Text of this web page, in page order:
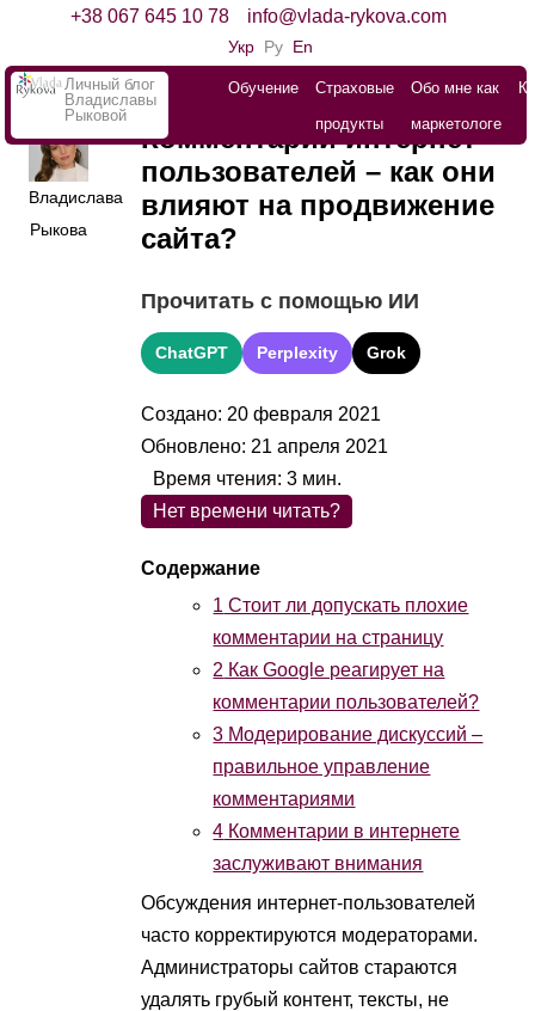
+38 067 645 10 78 info@vlada-rykova.com
Укр Ру En
Личный блог
Владиславы
Рыковой
Обучение
Страховые
продукты
Обо мне как
маркетологе
Владислава
Рыкова
Комментарии интернет-
пользователей – как они
влияют на продвижение
сайта?
Прочитать с помощью ИИ
ChatGPT Perplexity Grok
Создано: 20 февраля 2021
Обновлено: 21 апреля 2021
Нет времени читать?
1 Стоит ли допускать плохие
комментарии на страницу
2 Как Google реагирует на
комментарии пользователей?
3 Модерирование дискуссий –
правильное управление
комментариями
4 Комментарии в интернете
заслуживают внимания
Время чтения:3 мин.
Обсуждения интернет-пользователей
часто корректируются модераторами.
Администраторы сайтов стараются
удалять грубый контент, тексты, не